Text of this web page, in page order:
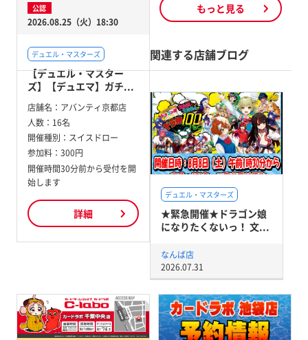
公認
2026.08.25（火）18:30
デュエル・マスターズ
【デュエル・マスター
ズ】【デュエマ】ガチ...
店舗名： アバンティ京都店
人数： 16名
開催種別： スイスドロー
参加料： 300円
開催時間30分前から受付を開
始します
詳細
もっと見る
関連する店舗ブログ
デュエル・マスターズ
★緊急開催★ドラゴン娘
になりたくないっ！ 文...
なんば店
2026.07.31